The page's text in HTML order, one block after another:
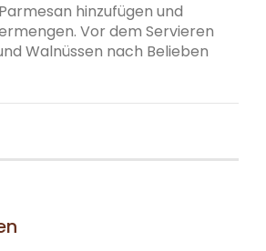
hinzufügen und
Vor dem Servieren
Walnüssen nach Belieben